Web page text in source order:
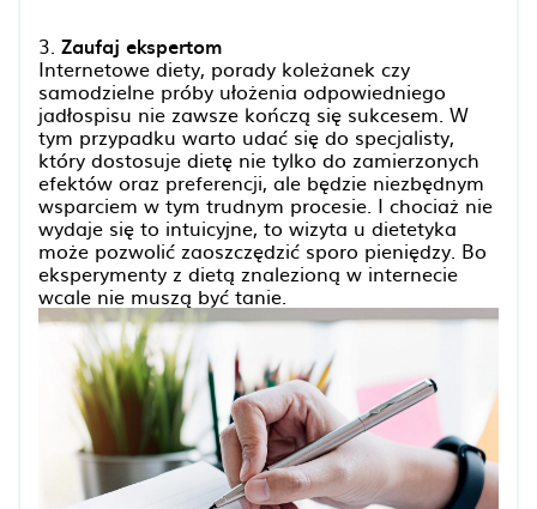
3. Zaufaj ekspertom
Internetowe diety, porady koleżanek czy
samodzielne próby ułożenia odpowiedniego
jadłospisu nie zawsze kończą się sukcesem. W
tym przypadku warto udać się do specjalisty,
który dostosuje dietę nie tylko do zamierzonych
efektów oraz preferencji, ale będzie niezbędnym
wsparciem w tym trudnym procesie. I chociaż nie
wydaje się to intuicyjne, to wizyta u dietetyka
może pozwolić zaoszczędzić sporo pieniędzy. Bo
eksperymenty z dietą znalezioną w internecie
wcale nie muszą być tanie.